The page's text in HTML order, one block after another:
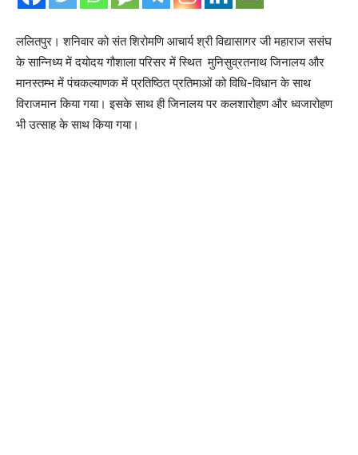
ललितपुर। शनिवार को संत शिरोमणि आचार्य श्री विद्यासागर जी महाराज ससंघ
के सान्निध्य में दयोदय गौशाला परिसर में स्थित मुनिसुव्रतनाथ जिनालय और
मानस्तम्भ में पंचकल्याणक में प्रतिष्ठित प्रतिमाओं को विधि-विधान के साथ
विराजमान किया गया। इसके साथ ही जिनालय पर कलशारोहण और ध्वजारोहण
भी उत्साह के साथ किया गया।